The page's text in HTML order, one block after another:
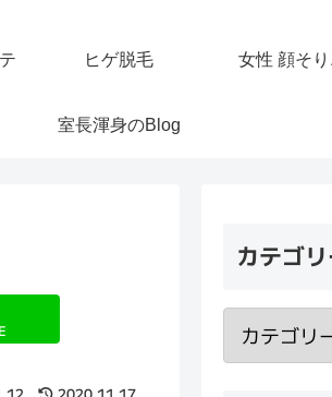
ヒゲ脱毛 女性 顔そ
室長渾身のBlog
カテゴ